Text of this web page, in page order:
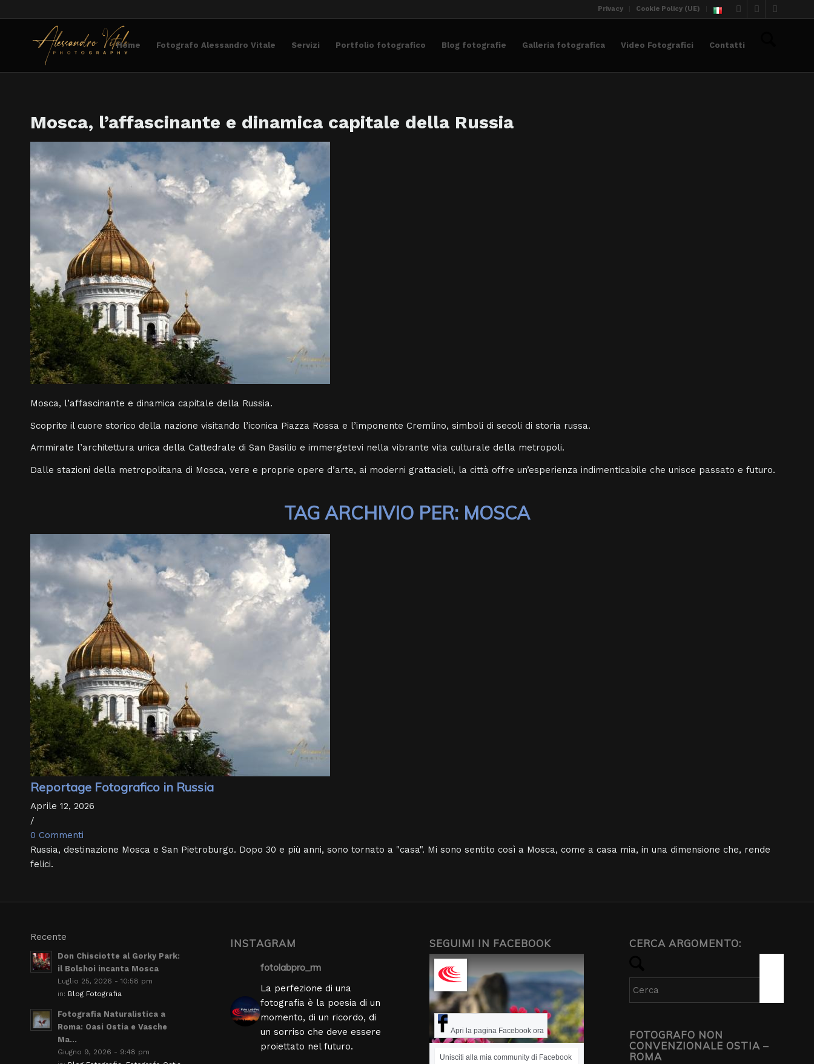
Privacy Cookie Policy (UE)
Home Fotografo Alessandro Vitale Servizi Portfolio fotografico Blog fotografie Galleria fotografica Video Fotografici Contatti
Mosca, l’affascinante e dinamica capitale della Russia
Mosca, l’affascinante e dinamica capitale della Russia.
Scoprite il cuore storico della nazione visitando l’iconica Piazza Rossa e l’imponente Cremlino, simboli di secoli di storia russa.
Ammirate l’architettura unica della Cattedrale di San Basilio e immergetevi nella vibrante vita culturale della metropoli.
Dalle stazioni della metropolitana di Mosca, vere e proprie opere d’arte, ai moderni grattacieli, la città offre un’esperienza indimenticabile che unisce passato e futuro.
TAG ARCHIVIO PER: MOSCA
Reportage Fotografico in Russia
Aprile 12, 2026
/
0 Commenti
Russia, destinazione Mosca e San Pietroburgo. Dopo 30 e più anni, sono tornato a "casa". Mi sono sentito così a Mosca, come a casa mia, in una dimensione che, rende
felici.
Recente
Don Chisciotte al Gorky Park:
il Bolshoi incanta Mosca
Luglio 25, 2026 - 10:58 pm
in: Blog Fotografia
Fotografia Naturalistica a
Roma: Oasi Ostia e Vasche
Ma...
Giugno 9, 2026 - 9:48 pm
INSTAGRAM
fotolabpro_rm
La perfezione di una
fotografia è la poesia di un
momento, di un ricordo, di
un sorriso che deve essere
proiettato nel futuro.
SEGUIMI IN FACEBOOK
Apri la pagina Facebook ora
Unisciti alla mia community di Facebook
CERCA ARGOMENTO:
FOTOGRAFO NON
CONVENZIONALE OSTIA –
ROMA